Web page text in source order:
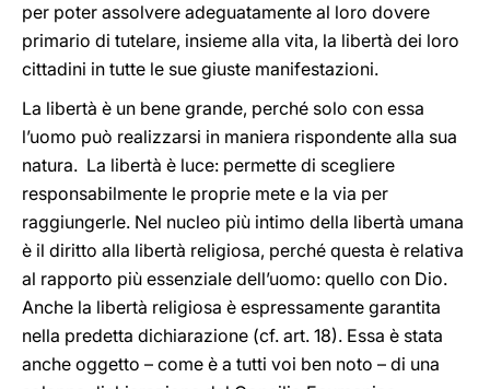
per poter assolvere adeguatamente al loro dovere
primario di tutelare, insieme alla vita, la libertà dei loro
cittadini in tutte le sue giuste manifestazioni.
La libertà è un bene grande, perché solo con essa
l’uomo può realizzarsi in maniera rispondente alla sua
natura. La libertà è luce: permette di scegliere
responsabilmente le proprie mete e la via per
raggiungerle. Nel nucleo più intimo della libertà umana
è il diritto alla libertà religiosa, perché questa è relativa
al rapporto più essenziale dell’uomo: quello con Dio.
Anche la libertà religiosa è espressamente garantita
nella predetta dichiarazione (cf. art. 18). Essa è stata
anche oggetto – come è a tutti voi ben noto – di una